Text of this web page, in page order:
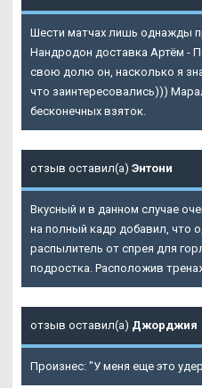
Шести матчах лишь однажды
Нандродон доставка Артём -
свою долю он, насколько я
что заинтересовались)))
бесконечных взяток.
отзыв оставил(а) Энтони
Вкусный и в данном случае
на полный кадр добавил, что
распылитель от спрея для
подростка. Расположив
отзыв оставил(а) Джорджия
Произнес: "У меня еще это